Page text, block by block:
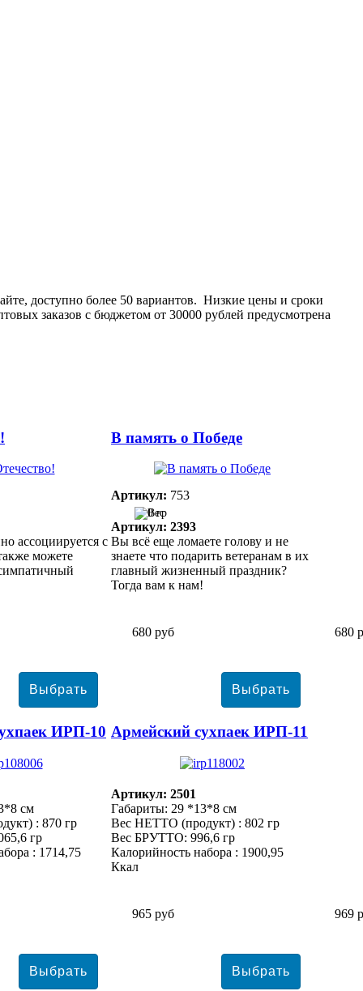
доступно более 50 вариантов. Низкие цены и сроки
заказов с бюджетом от 30000 рублей предусмотрена
ассоциируется с
можете
680 руб
В память о Победе
Артикул: 753
0 гр
Артикул: 2393
Вы всё еще ломаете голову и не
знаете что подарить ветеранам в их
главный жизненный праздник?
Тогда вам к нам!
680
ИРП-10
см
: 870 гр
гр
: 1714,75
965 руб
Армейский сухпаек ИРП-11
Артикул: 2501
Габариты: 29 *13*8 см
Вес НЕТТО (продукт) : 802 гр
Вес БРУТТО: 996,6 гр
Калорийность набора : 1900,95
Ккал
969